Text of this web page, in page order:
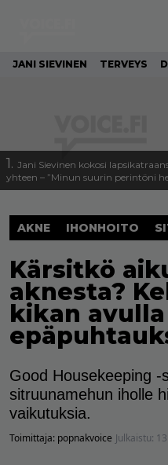
JANI SIEVINEN TERVEYS
1. Jani Sievinen kokosi
yhteen – ”Minun suurin perintöni
AKNE IHONHOITO
Kärsitkö
aknesta?
kikan
Good Housekeeping -
sitruunamehun iholle
vaikutuksia.
Toimittaja: popnakvoice Julkaistu: